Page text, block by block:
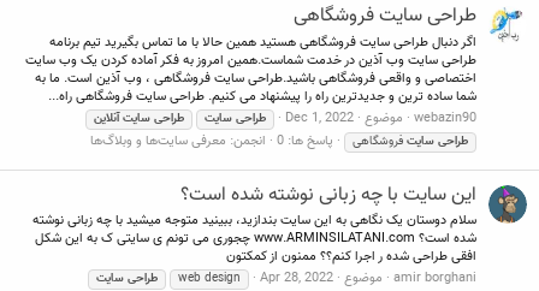
طراحی سایت فروشگاهی
اگر دنبال طراحی سایت فروشگاهی هستید همین حالا با ما تماس بگیرید تیم برنامه
طراحی سایت وب آذین در خدمت شماست.همین امروز به فکر آماده کردن یک وب سایت
اختصاصی و واقعی فروشگاهی باشید.طراحی سایت فروشگاهی ، وب آذین است. ما به
شما ساده ترین و جدیدترین راه را پیشنهاد می کنیم. طراحی سایت فروشگاهی راه...
webazin90 موضوع Dec 1, 2022 طراحی سایت طراحی سایت آنلاین
طراحی سایت فروشگاهی پاسخ ها: 0 انجمن: معرفی سایت‌ها و وبلاگ‌ها
این سایت با چه زبانی نوشته شده است؟
سلام دوستان یک نگاهی به این سایت بندازید، ببینید متوجه میشید با چه زبانی نوشته
شده است؟ www.ARMINSILATANI.com چجوری می تونم ی سایتی ک به این شکل
افقی طراحی شده ر اجرا کنم؟؟ ممنون از کمکتون
amir borghani موضوع Apr 28, 2022
web design طراحی سایت